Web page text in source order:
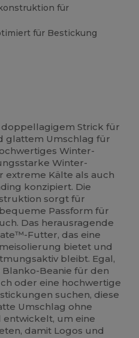
für
für Bestickung
Strick für
glattem Umschlag für
Winter-
Winter-
extreme Kälte als auch
konzipiert. Die
sorgt für
Passform für
Das herausragende
Futter, das eine
bietet und
bleibt. Egal,
Blanko-Beanie für den
oder eine hochwertige
suchen, diese
Umschlag ohne
um eine
damit Logos und